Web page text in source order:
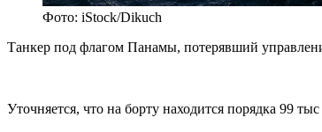
Фото: iStock/Dikuch
Танкер под флагом Панамы, потерявший
Уточняется, что на борту находится порядка 99